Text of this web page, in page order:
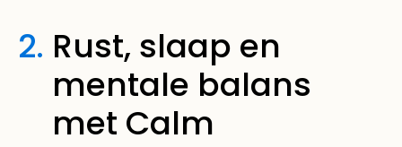
2. Rust, slaap en
mentale balans
met Calm